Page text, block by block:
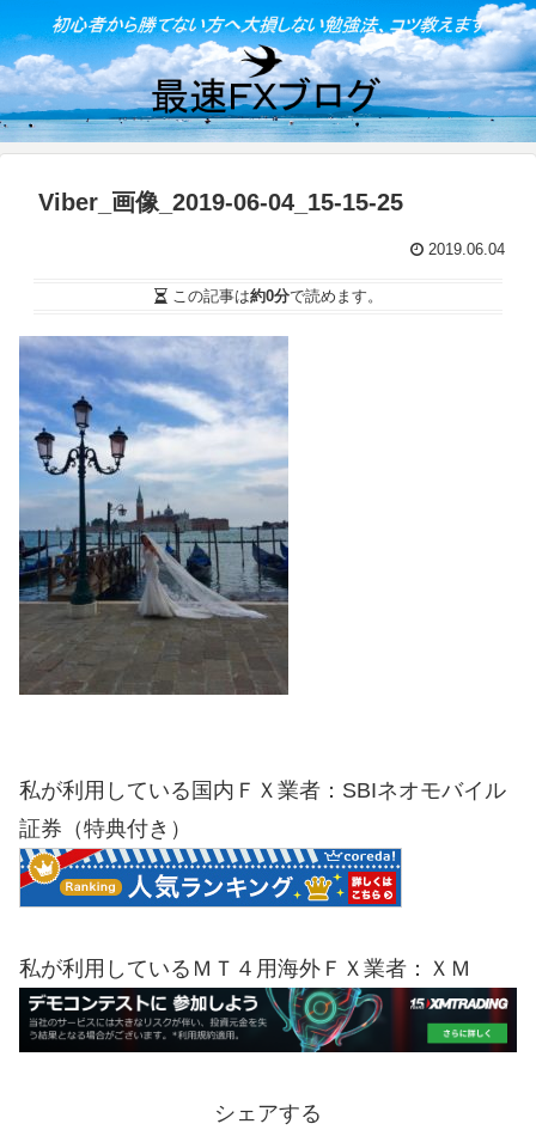
Viber_画像_2019-06-04_15-15-25
2019.06.04
この記事は約0分で読めます。
私が利用している国内ＦＸ業者：SBIネオモバイル
証券（特典付き）
私が利用しているＭＴ４用海外ＦＸ業者：ＸＭ
シェアする